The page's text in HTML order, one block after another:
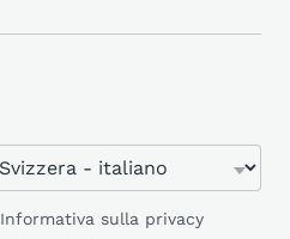
Informativa sulla privacy